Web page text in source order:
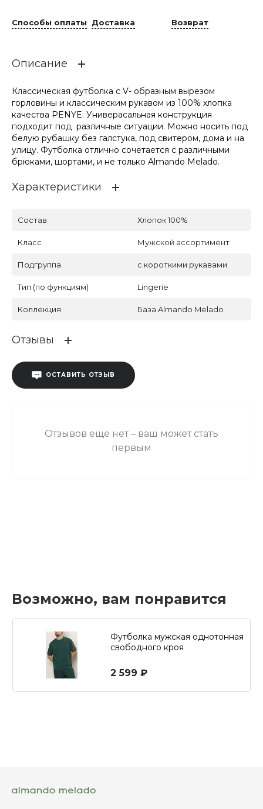
Способы оплаты Доставка Возврат
Описание
Классическая футболка с V- образным вырезом
горловины и классическим рукавом из 100% хлопка
качества PENYE. Универасальная конструкция
подходит под различные ситуации. Можно носить под
белую рубашку без галстука, под свитером, дома и на
улицу. Футболка отлично сочетается с различными
брюками, шортами, и не только Almando Melado.
Характеристики
Состав Хлопок 100%
Класс Мужской ассортимент
Подгруппа с короткими рукавами
Тип (по функциям) Lingerie
Коллекция База Almando Melado
Отзывы
ОСТАВИТЬ ОТЗЫВ
Отзывов ещё нет – ваш может стать
первым
Возможно, вам понравится
Футболка мужская однотонная
свободного кроя
2 599 ₽